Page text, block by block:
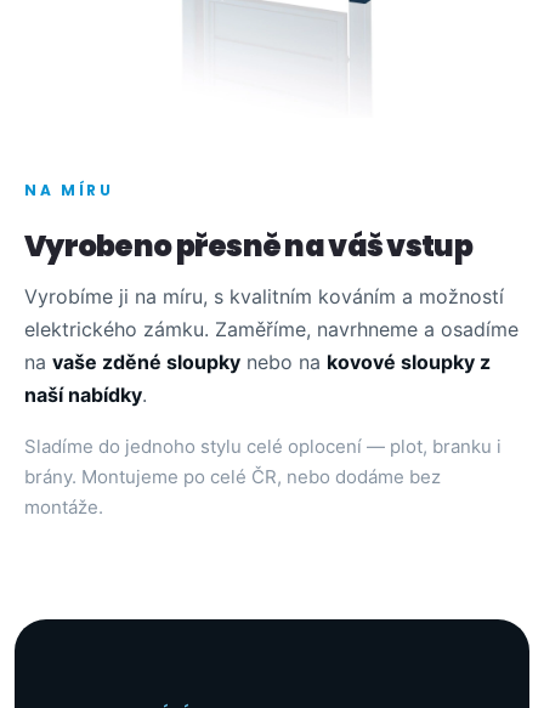
NA MÍRU
Vyrobeno přesně na váš vstup
Vyrobíme ji na míru, s kvalitním kováním a možností
elektrického zámku. Zaměříme, navrhneme a osadíme
na vaše zděné sloupky nebo na kovové sloupky z
naší nabídky.
Sladíme do jednoho stylu celé oplocení — plot, branku i
brány. Montujeme po celé ČR, nebo dodáme bez
montáže.